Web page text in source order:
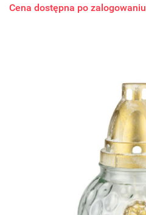
Cena dostępna po zalogowaniu